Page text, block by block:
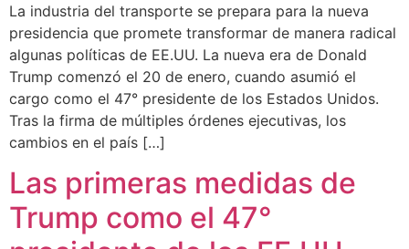
La industria del transporte se prepara para la nueva
presidencia que promete transformar de manera radical
algunas políticas de EE.UU. La nueva era de Donald
Trump comenzó el 20 de enero, cuando asumió el
cargo como el 47° presidente de los Estados Unidos.
Tras la firma de múltiples órdenes ejecutivas, los
cambios en el país […]
Las primeras medidas de
Trump como el 47°